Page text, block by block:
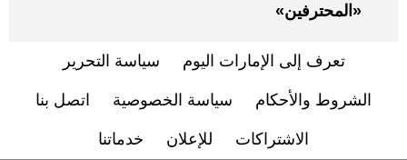
«المحترفين»
تعرف إلى الإمارات اليوم سياسة التحرير
الشروط والأحكام سياسة الخصوصية اتصل بنا
الاشتراكات للإعلان خدماتنا